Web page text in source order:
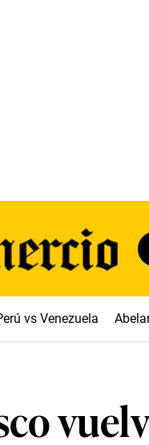
vs Venezuela